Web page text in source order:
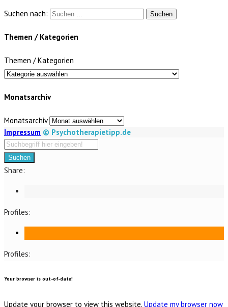
Suchen nach:
Themen / Kategorien
Themen / Kategorien
Monatsarchiv
Monatsarchiv
Impressum © Psychotherapietipp.de
Suchen
Share:
Profiles:
Profiles:
Your browser is out-of-date!
Update your browser to view this website. Update my browser now